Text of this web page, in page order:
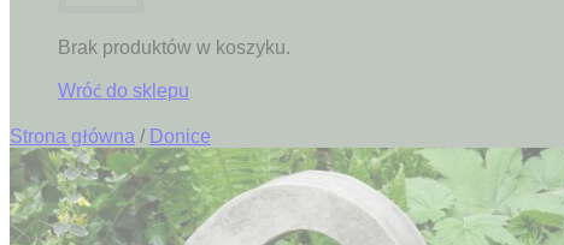
Brak produktów w koszyku.
Wróć do sklepu
Strona główna / Donice